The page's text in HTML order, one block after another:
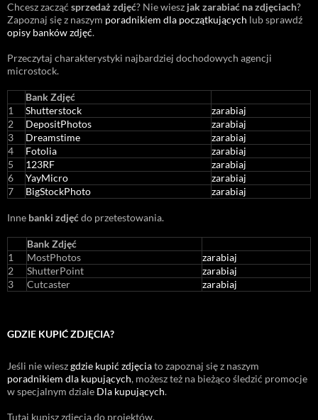
Chcesz zacząć sprzedaż zdjęć? Nie wiesz jak zarabiać na zdjęciach?
Zapoznaj się z naszym poradnikiem dla początkujących lub sprawdź
opisy banków zdjęć.
Przeczytaj charakterystyki najbardziej dochodowych agencji
microstock.
Bank Zdjęć
1
Shutterstock
zarabiaj
2
DepositPhotos
zarabiaj
3
Dreamstime
zarabiaj
4
Fotolia
zarabiaj
5
123RF
zarabiaj
6
YayMicro
zarabiaj
7
BigStockPhoto zarabiaj
Inne banki zdjęćdo przetestowania.
Bank Zdjęć
1
MostPhotos
zarabiaj
2
ShutterPoint
zarabiaj
3
Cutcaster zarabiaj
GDZIE KUPIĆ ZDJĘCIA?
Jeśli nie wieszgdzie kupić zdjęciato zapoznaj się z naszym
poradnikiem dla kupujących, możesz też na bieżąco śledzić promocje
w specjalnym dziale Dla kupujących.
Tutaj kupisz zdjęcia do projektów.